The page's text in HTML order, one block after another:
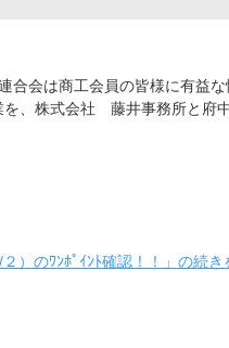
合会は商工会員の皆様に有益な
を、株式会社 藤井事務所と府
）のﾜﾝﾎﾟｲﾝﾄ確認！！」の続き